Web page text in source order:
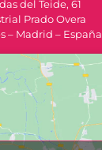
del Teide, 61
Prado Overa
– Madrid – España